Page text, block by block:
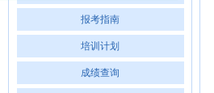
报考指南
培训计划
成绩查询